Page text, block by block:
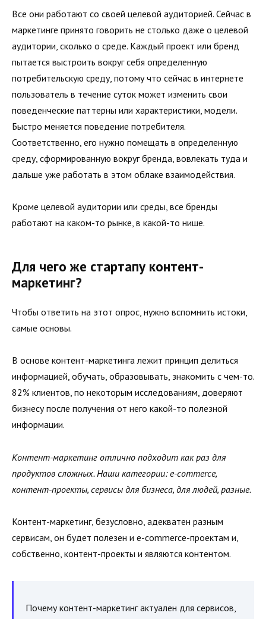
Все они работают со своей целевой аудиторией. Сейчас в
маркетинге принято говорить не столько даже о целевой
аудитории, сколько о среде. Каждый проект или бренд
пытается выстроить вокруг себя определенную
потребительскую среду, потому что сейчас в интернете
пользователь в течение суток может изменить свои
поведенческие паттерны или характеристики, модели.
Быстро меняется поведение потребителя.
Соответственно, его нужно помещать в определенную
среду, сформированную вокруг бренда, вовлекать туда и
дальше уже работать в этом облаке взаимодействия.
Кроме целевой аудитории или среды, все бренды
работают на каком-то рынке, в какой-то нише.
Для чего же стартапу контент-
маркетинг?
Чтобы ответить на этот опрос, нужно вспомнить истоки,
самые основы.
В основе контент-маркетинга лежит принцип делиться
информацией, обучать, образовывать, знакомить с чем-то.
82% клиентов, по некоторым исследованиям, доверяют
бизнесу после получения от него какой-то полезной
информации.
Контент-маркетинг отлично подходит как раз для
продуктов сложных. Наши категории: e-commerce,
контент-проекты, сервисы для бизнеса, для людей, разные.
Контент-маркетинг, безусловно, адекватен разным
сервисам, он будет полезен и e-commerce-проектам и,
собственно, контент-проекты и являются контентом.
Почему контент-маркетинг актуален для сервисов,